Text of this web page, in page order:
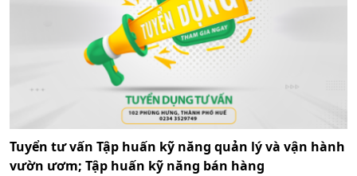
Tuyển tư vấn Tập huấn kỹ năng quản lý và vận hành
vườn ươm; Tập huấn kỹ năng bán hàng